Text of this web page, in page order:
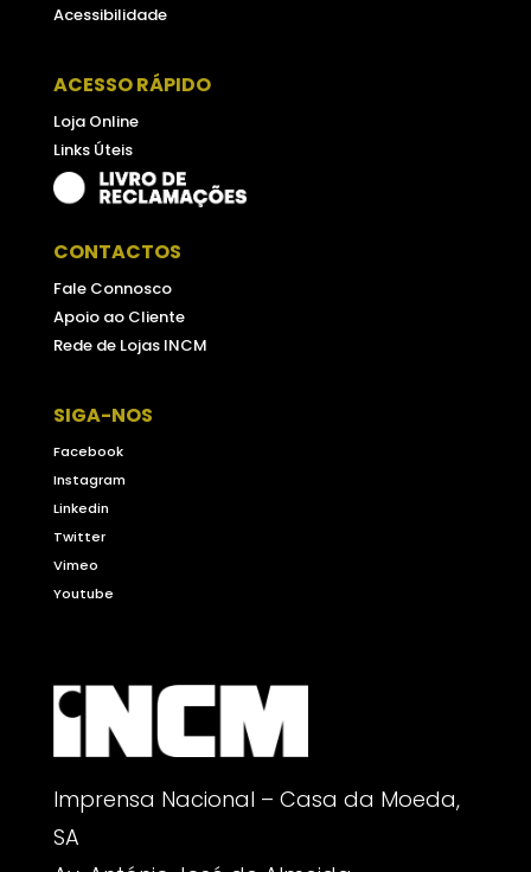
Acessibilidade
ACESSO RÁPIDO
Loja Online
Links Úteis
CONTACTOS
Fale Connosco
Apoio ao Cliente
Rede de Lojas INCM
SIGA-NOS
Facebook
Instagram
Linkedin
Twitter
Vimeo
Youtube
Imprensa Nacional – Casa da Moeda,
SA